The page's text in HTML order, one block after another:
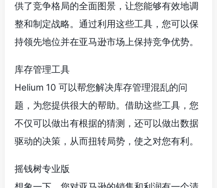
供了竞争格局的全面图景，让您能够有效地调
整和制定战略。通过利用这些工具，您可以保
持领先地位并在亚马逊市场上保持竞争优势。
库存管理工具
Helium 10 可以帮您解决库存管理混乱的问
题，为您提供很大的帮助。借助这些工具，您
不仅可以做出有根据的猜测，还可以做出数据
驱动的决策，从而扭转局势，使之对您有利。
摇钱树专业版